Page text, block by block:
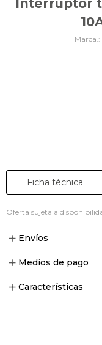
Interruptor
Ficha técnica
Oferta sujeta a
Envíos
Medios de pago
Características